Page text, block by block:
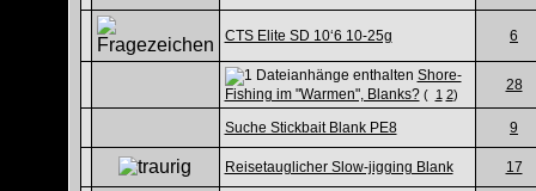
CTS Elite SD 10‘6 10-25g 6
Shore-
Fishing im "Warmen", Blanks?( 1 2)
28
Suche Stickbait Blank PE8 9
Reisetauglicher Slow-jigging Blank
17